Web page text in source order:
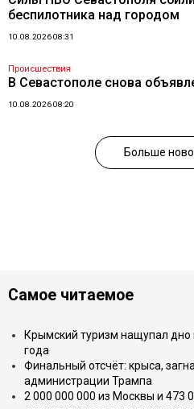
беспилотника над городом
10.08.2026 08:31
Происшествия
В Севастополе снова
10.08.2026 08:20
Больше
Самое читаемое
Крымский туризм нащупал дно
года
Финальный отсчёт: крыса,
администрации Трампа
2 000 000 000 из Москвы и 473